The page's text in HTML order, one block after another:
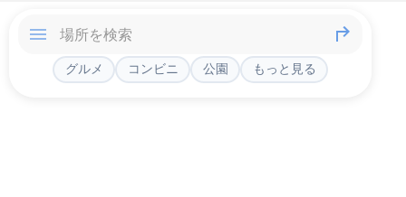
グルメ コンビニ 公園 もっと見る